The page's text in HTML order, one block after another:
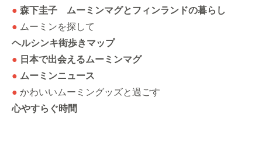
● 森下圭子 ムーミンマグとフィンランドの暮らし
● ムーミンを探して
ヘルシンキ街歩きマップ
● 日本で出会えるムーミンマグ
● ムーミンニュース
● かわいいムーミングッズと過ごす
心やすらぐ時間